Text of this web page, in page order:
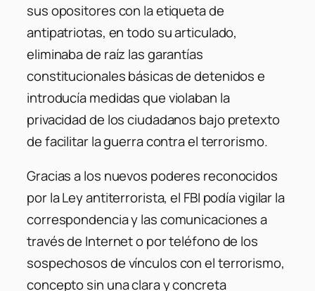
sus opositores con la etiqueta de
antipatriotas, en todo su articulado,
eliminaba de raíz las garantías
constitucionales básicas de detenidos e
introducía medidas que violaban la
privacidad de los ciudadanos bajo pretexto
de facilitar la guerra contra el terrorismo.
Gracias a los nuevos poderes reconocidos
por la Ley antiterrorista, el FBI podía vigilar la
correspondencia y las comunicaciones a
través de Internet o por teléfono de los
sospechosos de vínculos con el terrorismo,
concepto sin una clara y concreta